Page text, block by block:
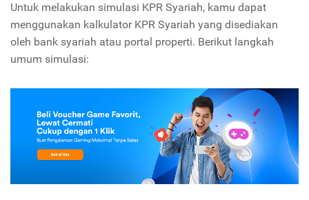
Untuk melakukan simulasi KPR Syariah, kamu dapat
menggunakan kalkulator KPR Syariah yang disediakan
oleh bank syariah atau portal properti. Berikut langkah
umum simulasi: